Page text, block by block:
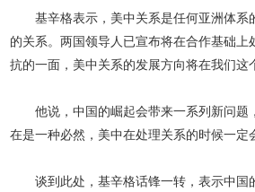
基辛格表示，美中关系是任何亚洲体系
的关系。两国领导人已宣布将在合作基础
抗的一面，美中关系的发展方向将在我们这
他说，中国的崛起会带来一系列新问题
在是一种必然，美中在处理关系的时候一定
谈到此处，基辛格话锋一转，表示中国